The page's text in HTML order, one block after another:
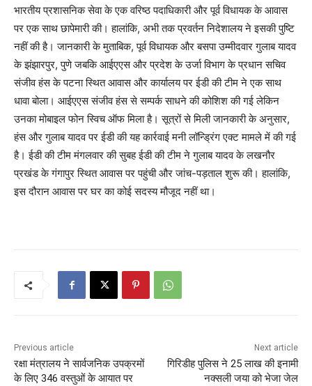
भारतीय प्रशासनिक सेवा के एक वरिष्ठ पदाधिकारी और पूर्व विधायक के आवास
पर एक साथ छापेमारी की। हालांकि, अभी तक प्रवर्तन निदेशालय ने इसकी पुष्टि
नहीं की है। जानकारी के मुताबिक, पूर्व विधायक और बसपा उम्मीदवार गुलाब यादव
के झंझारपुर, पुणे जबकि आईएएस और प्रदेश के उर्जा विभाग के प्रधान सचिव
संजीव हंस के पटना स्थित आवास और कार्यालय पर ईडी की टीम ने एक साथ
धावा बोला। आईएएस संजीव हंस से सम्पर्क साधने की कोशिश की गई लेकिन
उनका मोबाइल फोन स्विच ऑफ मिला है। सूत्रों से मिली जानकारी के अनुसार,
हंस और गुलाब यादव पर ईडी की यह कार्रवाई मनी लॉन्ड्रिंग एक्ट मामले में की गई
है। ईडी की टीम मंगलवार की सुबह ईडी की टीम ने गुलाब यादव के लखनौर
प्रखंड के गंगापुर स्थित आवास पर पहुंची और जांच-पड़ताल शुरू की। हालांकि,
इस दौरान आवास पर घर का कोई सदस्य मौजूद नहीं था।
Previous article
रक्षा मंत्रालय ने सार्वजनिक उपक्रमों
के लिए 346 वस्तुओं के आयात पर
Next article
गिरिडीह पुलिस ने 25 लाख की इनामी
नक्सली जया को भेजा जेल